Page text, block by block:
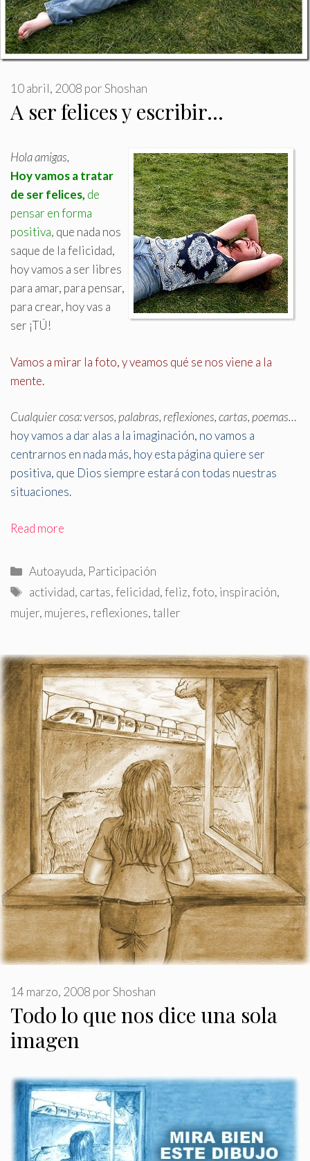
A ser felices y escribir…
10 abril, 2008 porShoshan
Hola amigas,
Hoy vamos a tratar
de ser felices, de
pensar en forma
positiva, que nada nos
saque de la felicidad,
hoy vamos a ser libres
para amar, para pensar,
para crear, hoy vas a
ser ¡TÚ!
Vamos a mirar la foto, y veamos qué se nos viene a la
mente.
Cualquier cosa: versos, palabras, reflexiones, cartas, poemas…
hoy vamos a dar alas a la imaginación, no vamos a
centrarnos en nada más, hoy esta página quiere ser
positiva, que Dios siempre estará con todas nuestras
situaciones.
Read more
Categorías
Autoayuda, Participación
Etiquetas
actividad, cartas,felicidad,feliz,foto, inspiración,
mujer, mujeres, reflexiones,taller
Todo lo que nos dice una sola
imagen
14 marzo, 2008 porShoshan